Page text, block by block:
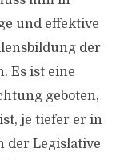
und effektive
der
Es ist eine
geboten,
je tiefer er in
der Legislative